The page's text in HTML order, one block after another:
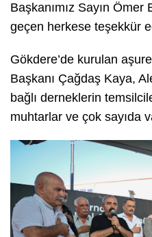
Başkanımız Sayın
geçen herkese teşekkür
Gökdere’de kurulan
Başkanı Çağdaş Kaya,
bağlı derneklerin
muhtarlar ve çok sayıda